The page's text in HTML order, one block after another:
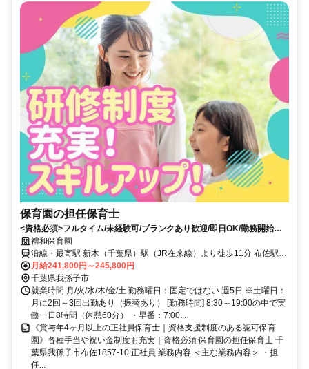
保育園の担任保育士
<資格必須>フルタイム/未経験可/ブランクあり歓迎/即日OK/勤務開始日
相談OK/賞与4ヶ月以上/社会保険完備/社会福祉法人
禮和保育園
沿線・最寄駅 新木（千葉県）駅（JR在来線）より徒歩11分 布佐駅
（JR在来線）より徒歩29分 湖北駅（JR在来線）より徒歩49分
月給241,800円～245,800円
千葉県我孫子市
就業時間 月/火/水/木/金/土 勤務曜日：固定ではない 週5日 ※土曜日：
月に2回～3回出勤あり（振替あり） [勤務時間] 8:30～19:00の中で実
働一日8時間（休憩60分） ・早番：7:00...
《賞与年4ヶ月以上の正社員保育士｜資格支援制度のある認可保育
園》各種手当や祝い金制度も充実｜資格必須 保育園の担任保育士 千
葉県我孫子市布佐1857-10 正社員 業務内容 ＜主な業務内容＞ ・担
任...